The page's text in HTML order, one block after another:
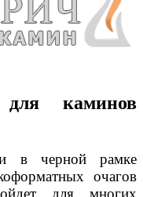
каминов
в черной рамке
очагов
для многих